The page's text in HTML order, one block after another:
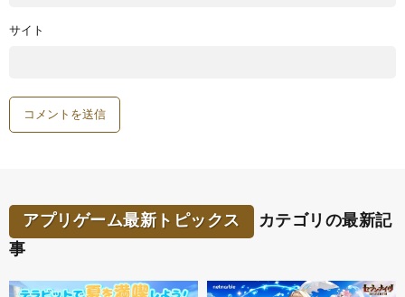
サイト
アプリゲーム最新トピックス
カテゴリの最新記
事